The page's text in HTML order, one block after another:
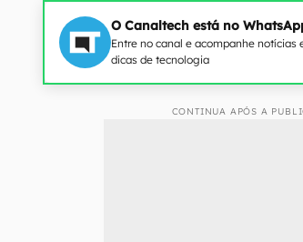
O Canaltech está no
Entre no canal e acompanhe notícias
dicas de tecnologia
CONTINUA APÓS A